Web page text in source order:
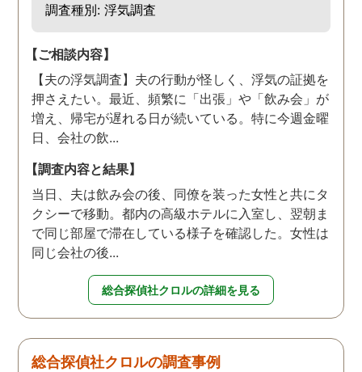
調査種別: 浮気調査
【ご相談内容】
【夫の浮気調査】夫の行動が怪しく、浮気の証拠を
押さえたい。最近、頻繁に「出張」や「飲み会」が
増え、帰宅が遅れる日が続いている。特に今週金曜
日、会社の飲...
【調査内容と結果】
当日、夫は飲み会の後、同僚を装った女性と共にタ
クシーで移動。都内の高級ホテルに入室し、翌朝ま
で同じ部屋で滞在している様子を確認した。女性は
同じ会社の後...
総合探偵社クロルの詳細を見る
総合探偵社クロルの調査事例